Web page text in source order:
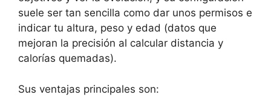
suele ser tan sencilla como dar unos permisos e
indicar tu altura, peso y edad (datos que
mejoran la precisión al calcular distancia y
calorías quemadas).
Sus ventajas principales son: